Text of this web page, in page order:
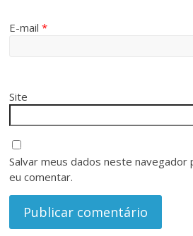
E-mail*
Site
Salvar meus dados neste navegador
eu comentar.